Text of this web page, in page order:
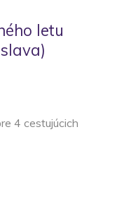
letu
4 cestujúcich